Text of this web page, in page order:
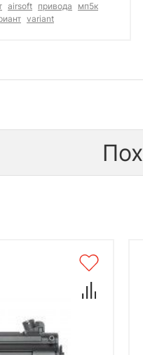
airsoft привода
мп5к
variant